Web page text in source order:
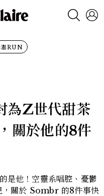
RUN
為Z世代甜茶
關於他的8件
是他！空靈系唱腔、憂鬱
，關於 Sombr 的8件事快